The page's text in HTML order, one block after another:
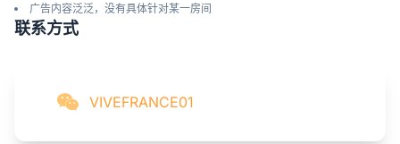
广告内容泛泛，没有具体针对某一房间
联系方式
VIVEFRANCE01